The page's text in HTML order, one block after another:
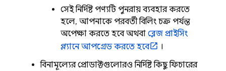
সেই নির্দিষ্ট পণ্যটি পুনরায় ব্যবহার করতে
হলে, আপনাকে পরবর্তী বিলিং চক্র পর্যন্ত
অপেক্ষা করতে হবে অথবা ব্লেজ প্রাইসিং
প্ল্যানে আপগ্রেড করতে হবে
।
বিনামূল্যের প্রোডাক্টগুলোরও নির্দিষ্ট কিছু ফিচারের